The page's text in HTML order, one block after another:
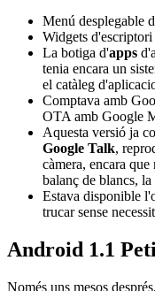
Menú desplegable
Widgets d'escriptori
La botiga d'apps
tenia encara un
el catàleg
Comptava amb
OTA amb Google
Aquesta versió ja
Google Talk,
càmera, encara
balanç de blancs,
Estava disponible
trucar sense
Android 1.1
Només uns mesos